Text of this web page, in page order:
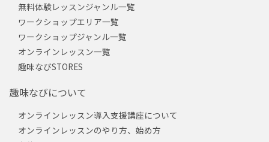
無料体験レッスンジャンル一覧
ワークショップエリア一覧
ワークショップジャンル一覧
オンラインレッスン一覧
趣味なびSTORES
趣味なびについて
オンラインレッスン導入支援講座について
オンラインレッスンのやり方、始め方